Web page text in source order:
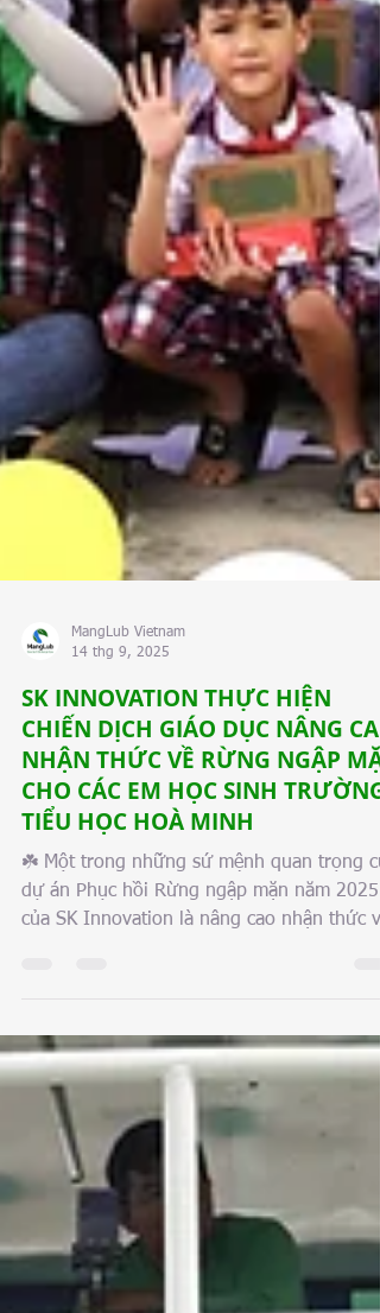
14 thg 9, 2025
SK INNOVATION THỰC HIỆN
CHIẾN DỊCH GIÁO DỤC NÂNG CAO
NHẬN THỨC VỀ RỪNG NGẬP
CHO CÁC EM HỌC SINH TRƯỜNG
TIỂU HỌC HOÀ MINH
☘️ Một trong những sứ mệnh quan trọng
dự án Phục hồi Rừng ngập mặn năm 2025